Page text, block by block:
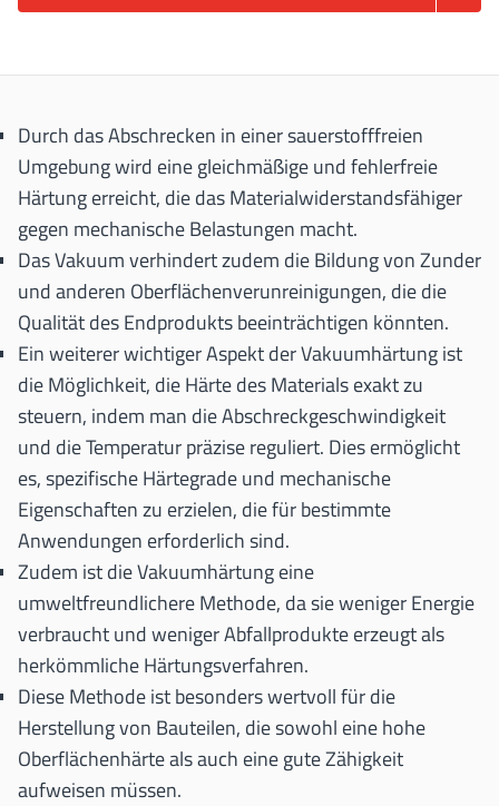
Durch das Abschrecken in einer sauerstofffreien
Umgebung wird eine gleichmäßige und fehlerfreie
Härtung erreicht, die das Materialwiderstandsfähiger
gegen mechanische Belastungen macht.
Das Vakuum verhindert zudem die Bildung von Zunder
und anderen Oberflächenverunreinigungen, die die
Qualität des Endprodukts beeinträchtigen könnten.
Ein weiterer wichtiger Aspekt der Vakuumhärtung ist
die Möglichkeit, die Härte des Materials exakt zu
steuern, indem man die Abschreckgeschwindigkeit
und die Temperatur präzise reguliert. Dies ermöglicht
es, spezifische Härtegrade und mechanische
Eigenschaften zu erzielen, die für bestimmte
Anwendungen erforderlich sind.
Zudem ist die Vakuumhärtung eine
umweltfreundlichere Methode, da sie weniger Energie
verbraucht und weniger Abfallprodukte erzeugt als
herkömmliche Härtungsverfahren.
Diese Methode ist besonders wertvoll für die
Herstellung von Bauteilen, die sowohl eine hohe
Oberflächenhärte als auch eine gute Zähigkeit
aufweisen müssen.